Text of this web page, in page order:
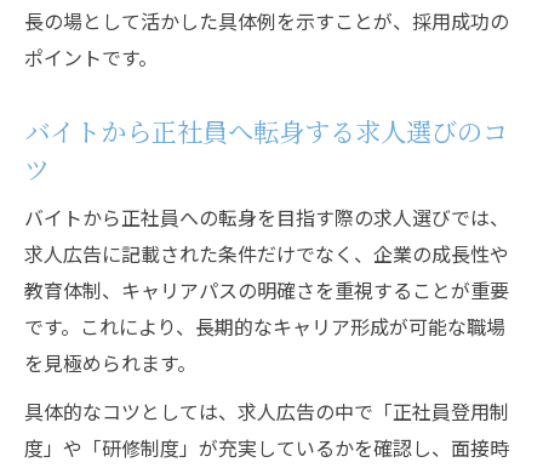
長の場として活かした具体例を示すことが、採用成功の
ポイントです。
バイトから正社員へ転身する求人選びのコ
ツ
バイトから正社員への転身を目指す際の求人選びでは、
求人広告に記載された条件だけでなく、企業の成長性や
教育体制、キャリアパスの明確さを重視することが重要
です。これにより、長期的なキャリア形成が可能な職場
を見極められます。
具体的なコツとしては、求人広告の中で「正社員登用制
度」や「研修制度」が充実しているかを確認し、面接時